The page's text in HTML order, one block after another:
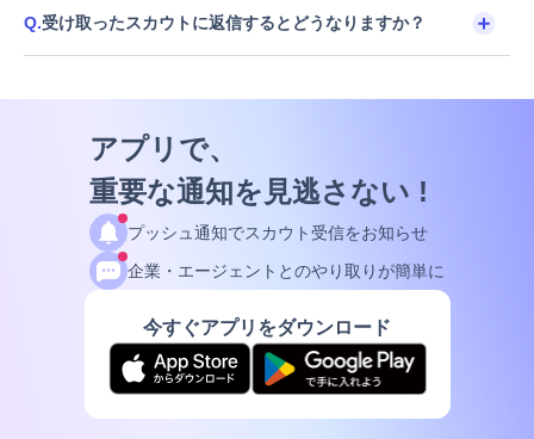
Q.受け取ったスカウトに返信するとどうなりますか？
アプリで、
重要な通知を見逃さない !
プッシュ通知でスカウト受信をお知らせ
企業・エージェントとのやり取りが簡単に
今すぐアプリをダウンロード